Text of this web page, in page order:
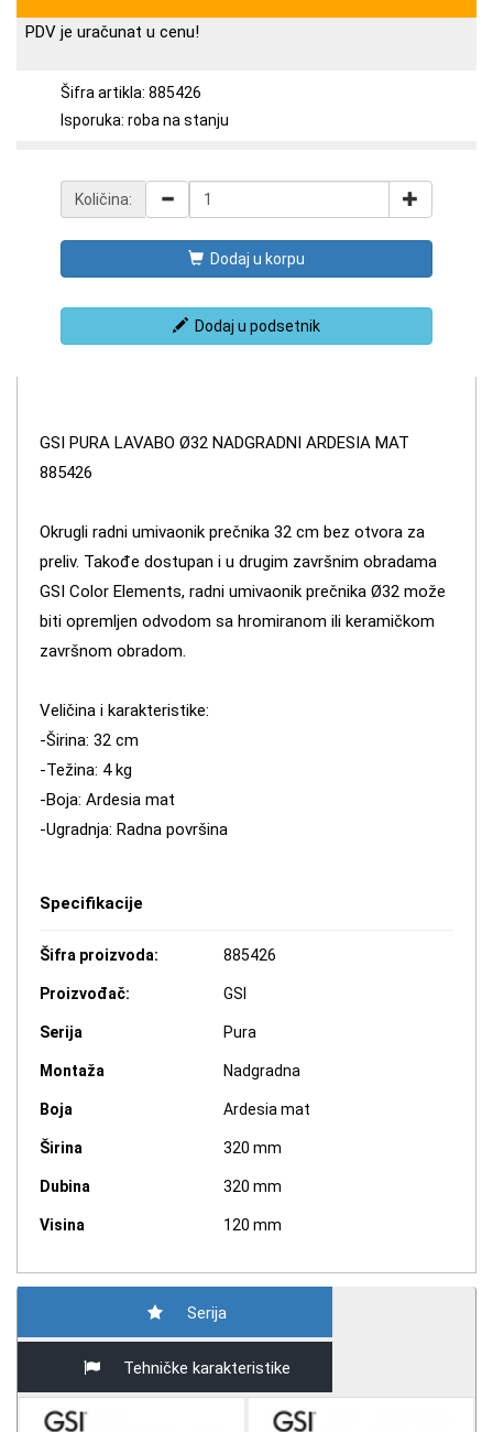
PDV je uračunat u cenu!
Šifra artikla: 885426
Isporuka: roba na stanju
Količina:
Dodaj u korpu
Dodaj u podsetnik
GSI PURA LAVABO Ø32 NADGRADNI ARDESIA MAT
885426
Okrugli radni umivaonik prečnika 32 cm bez otvora za
preliv. Takođe dostupan i u drugim završnim obradama
GSI Color Elements, radni umivaonik prečnika Ø32 može
biti opremljen odvodom sa hromiranom ili keramičkom
završnom obradom.
Veličina i karakteristike:
-Širina: 32 cm
-Težina: 4 kg
-Boja: Ardesia mat
-Ugradnja: Radna površina
Specifikacije
Šifra proizvoda: 885426
Proizvođač: GSI
Serija Pura
Montaža Nadgradna
Boja Ardesia mat
Širina 320 mm
Dubina 320 mm
Visina 120 mm
Serija
Tehničke karakteristike